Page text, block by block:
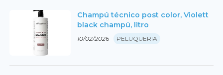
Champú técnico post color, Violett
black champú, litro
10/02/2026 PELUQUERIA